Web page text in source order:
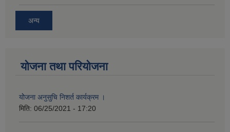
अन्य
योजना तथा परियोजना
योेजना अनुसुचि निशर्त कार्यक्रम ।
मिति: 06/25/2021 - 17:20